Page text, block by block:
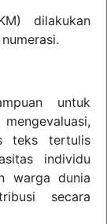
dilakukan
untuk
teks tertulis
individu
warga dunia
secara